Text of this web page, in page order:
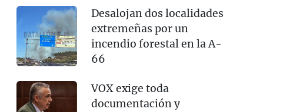
Desalojan dos localidades
extremeñas por un
incendio forestal en la A-
66
VOX exige toda
documentación y